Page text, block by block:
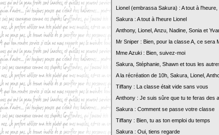
Lionel (embrassa Sakura) : A tout à
Sakura : A tout à l'heure Lionel
Anthony, Lionel, Anzu, Nadine, Sonia et
Mr Sniper : Bien, pour la classe A, ce sera
Mme Azuki : Bien, suivez-moi
Sakura, Stéphanie, Shawn et tous les
A la récréation de 10h, Sakura, Lionel,
Tiffany : La classe était vide sans vous
Anthony : Je suis sûre que tu te feras des
Sakura : Comment se passe votre classe
Tiffany : Bien, tu as ton emploi du temps
Sakura : Oui, tiens regarde